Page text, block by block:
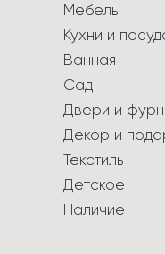
Мебель
Кухни и
Ванная
Сад
Двери и
Декор и
Текстиль
Детское
Наличие